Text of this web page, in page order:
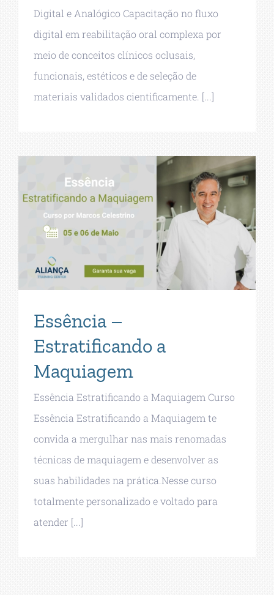
Digital e Analógico Capacitação no fluxo
digital em reabilitação oral complexa por
meio de conceitos clínicos oclusais,
funcionais, estéticos e de seleção de
materiais validados cientificamente. [...]
Essência –
Estratificando a
Maquiagem
Essência Estratificando a Maquiagem Curso
Essência Estratificando a Maquiagem te
convida a mergulhar nas mais renomadas
técnicas de maquiagem e desenvolver as
suas habilidades na prática.Nesse curso
totalmente personalizado e voltado para
atender [...]